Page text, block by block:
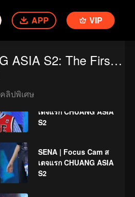
APP VIP
CHUANG ASIA S2: The First Public Performance
คลิปพิเศษ
เตจแรก CHUANG ASIA
S2
แรก CHUANG ASIA S2
เตจแรก CHUANG ASIA
S2
SENA | Focus Cam ส
เตจแรก CHUANG ASIA
S2